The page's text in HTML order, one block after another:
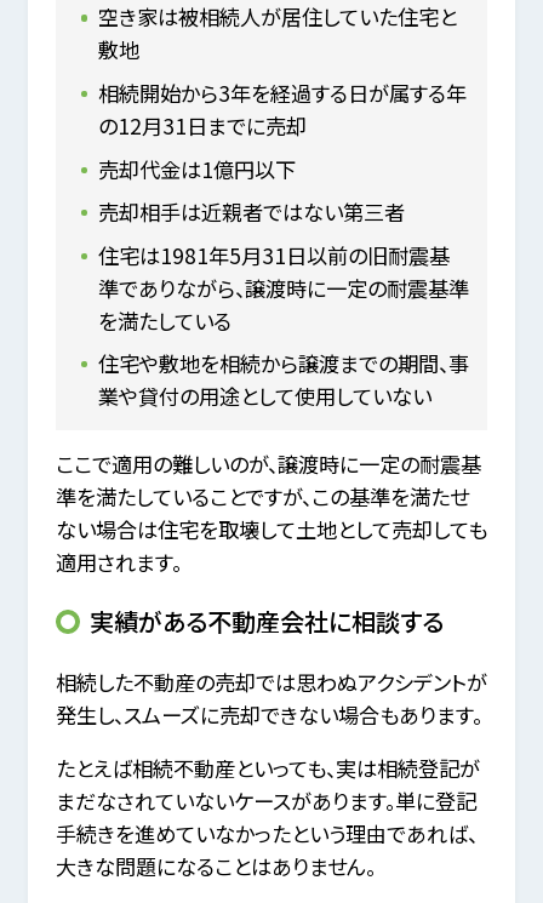
空き家は被相続人が居住していた住宅と
敷地
相続開始から3年を経過する日が属する年
の12月31日までに売却
売却代金は1億円以下
売却相手は近親者ではない第三者
住宅は1981年5月31日以前の旧耐震基
準でありながら、譲渡時に一定の耐震基準
を満たしている
住宅や敷地を相続から譲渡までの期間、事
業や貸付の用途として使用していない
ここで適用の難しいのが、譲渡時に一定の耐震基
準を満たしていることですが、この基準を満たせ
ない場合は住宅を取壊して土地として売却しても
適用されます。
実績がある不動産会社に相談する
相続した不動産の売却では思わぬアクシデントが
発生し、スムーズに売却できない場合もあります。
たとえば相続不動産といっても、実は相続登記が
まだなされていないケースがあります。単に登記
手続きを進めていなかったという理由であれば、
大きな問題になることはありません。